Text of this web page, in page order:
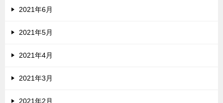
2021年6月
2021年5月
2021年4月
2021年3月
2021年2月